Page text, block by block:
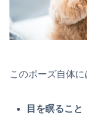
このポーズ自体に
目を瞑ること